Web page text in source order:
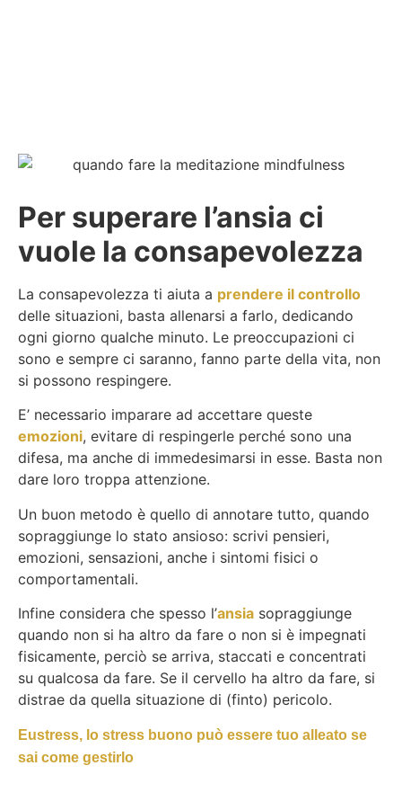
Per superare l’ansia ci
vuole la consapevolezza
La consapevolezza ti aiuta a prendere il controllo
delle situazioni, basta allenarsi a farlo, dedicando
ogni giorno qualche minuto. Le preoccupazioni ci
sono e sempre ci saranno, fanno parte della vita, non
si possono respingere.
E’ necessario imparare ad accettare queste
emozioni, evitare di respingerle perché sono una
difesa, ma anche di immedesimarsi in esse. Basta non
dare loro troppa attenzione.
Un buon metodo è quello di annotare tutto, quando
sopraggiunge lo stato ansioso: scrivi pensieri,
emozioni, sensazioni, anche i sintomi fisici o
comportamentali.
Infine considera che spesso l’ansia sopraggiunge
quando non si ha altro da fare o non si è impegnati
fisicamente, perciò se arriva, staccati e concentrati
su qualcosa da fare. Se il cervello ha altro da fare, si
distrae da quella situazione di (finto) pericolo.
Eustress, lo stress buono può essere tuo alleato se
sai come gestirlo